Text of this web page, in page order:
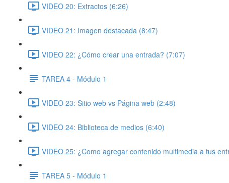
VIDEO 20: Extractos (6:26)
VIDEO 21: Imagen destacada (8:47)
VIDEO 22: ¿Cómo crear una entrada? (7:07)
TAREA 4 - Módulo 1
VIDEO 23: Sitio web vs Página web (2:48)
VIDEO 24: Biblioteca de medios (6:40)
VIDEO 25: ¿Como agregar contenido multimedia a tus
TAREA 5 - Módulo 1